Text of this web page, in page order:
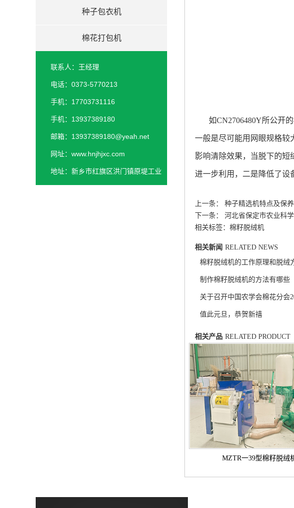
种子包衣机
棉花打包机
联系人：王经理
电话：0373-5770213
手机：17703731116
手机：13937389180
邮箱：13937389180@yeah.net
网址：www.hnjhjxc.com
地址：新乡市红旗区洪门镇原堤工业
如CN2706480Y所公开
一般是尽可能用网眼规格较
影响清除效果，当脱下的短
进一步利用，二是降低了设
上一条： 种子精选机特点及保
下一条： 河北省保定市农业科
相关标签：棉籽脱绒机
相关新闻 RELATED NEWS
棉籽脱绒机的工作原理和脱绒
制作棉籽脱绒机的方法有哪些
关于召开中国农学会棉花分会
值此元旦，恭贺新禧
相关产品 RELATED PRODUCT
MZTR一39型棉籽脱绒